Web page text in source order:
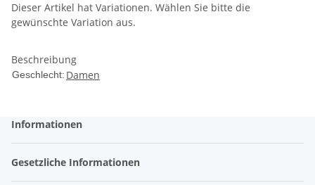
Dieser Artikel hat Variationen. Wählen Sie bitte die
gewünschte Variation aus.
Beschreibung
Geschlecht: Damen
Informationen
Gesetzliche Informationen